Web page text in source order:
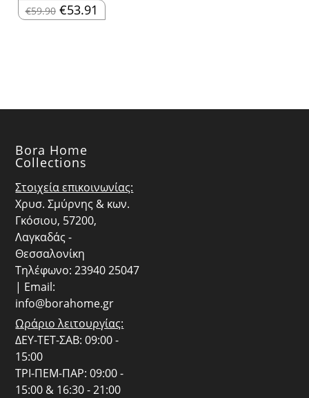
€59.90 Original
price
€53.91 Η
τρέχουσα
Bora Home
Collections
Στοιχεία επικοινωνίας:
Χρυσ. Σμύρνης & κων.
Γκόσιου, 57200,
Λαγκαδάς -
Θεσσαλονίκη
Τηλέφωνο: 23940 25047
| Email:
info@borahome.gr
Ωράριο λειτουργίας:
ΔΕΥ-ΤΕΤ-ΣΑΒ: 09:00 -
15:00
ΤΡΙ-ΠΕΜ-ΠΑΡ: 09:00 -
15:00 & 16:30 - 21:00